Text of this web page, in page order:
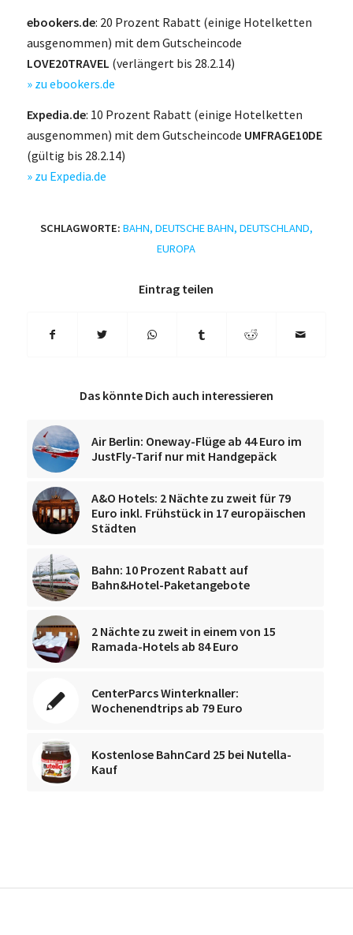
ebookers.de: 20 Prozent Rabatt (einige Hotelketten
ausgenommen) mit dem Gutscheincode
LOVE20TRAVEL (verlängert bis 28.2.14)
» zu ebookers.de
Expedia.de: 10 Prozent Rabatt (einige Hotelketten
ausgenommen) mit dem Gutscheincode UMFRAGE10DE
(gültig bis 28.2.14)
» zu Expedia.de
SCHLAGWORTE: BAHN, DEUTSCHE BAHN, DEUTSCHLAND,
EUROPA
Eintrag teilen
Das könnte Dich auch interessieren
Air Berlin: Oneway-Flüge ab 44 Euro im
JustFly-Tarif nur mit Handgepäck
A&O Hotels: 2 Nächte zu zweit für 79
Euro inkl. Frühstück in 17 europäischen
Städten
Bahn: 10 Prozent Rabatt auf
Bahn&Hotel-Paketangebote
2 Nächte zu zweit in einem von 15
Ramada-Hotels ab 84 Euro
CenterParcs Winterknaller:
Wochenendtrips ab 79 Euro
Kostenlose BahnCard 25 bei Nutella-
Kauf